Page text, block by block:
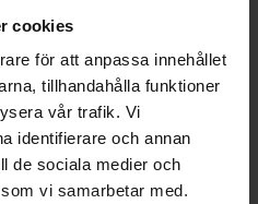
cookies
för att anpassa innehållet
tillhandahålla funktioner
vår trafik. Vi
identifierare och annan
de sociala medier och
vi samarbetar med.